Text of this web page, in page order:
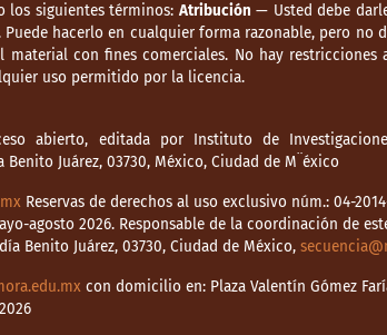
los siguientes términos: Atribución — Usted debe
hacerlo en cualquier forma razonable, pero no
con fines comerciales. No hay restricciones
uso permitido por la licencia.
abierto, editada por Instituto de
Juárez, 03730, México, Ciudad de M¨éxico
Reservas de derechos al uso exclusivo núm.: 04-
agosto 2026. Responsable de la coordinación de
Benito Juárez, 03730, Ciudad de México,
con domicilio en: Plaza Valentín Gómez